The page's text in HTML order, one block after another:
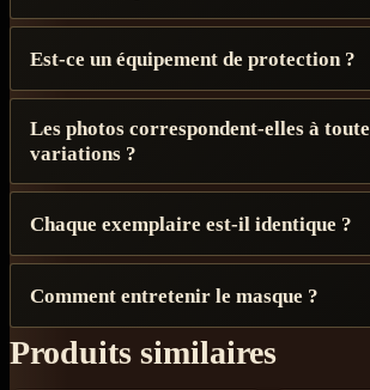
Est-ce un équipement de protection ?
Les photos correspondent-elles à
variations ?
Chaque exemplaire est-il identique ?
Comment entretenir le masque ?
Produits similaires